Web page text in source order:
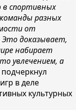
в спортивных
разных
от
Это доказывает,
набирает
увлечением, а
в деле
культурных